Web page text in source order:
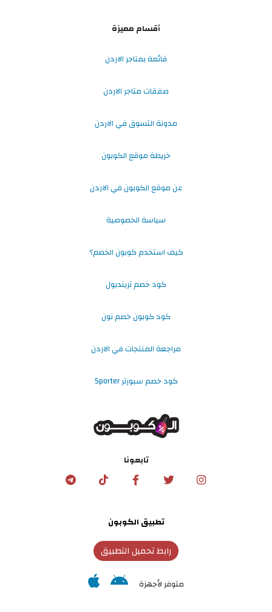
أقسام مميزة
قائمة بمتاجر الاردن
صفقات متاجر الاردن
مدونة التسوق في الاردن
خريطة موقع الكوبون
عن موقع الكوبون في الاردن
سياسة الخصوصية
كيف استخدم كوبون الخصم؟
كود خصم ترينديول
كود كوبون خصم نون
مراجعة المنتجات في الاردن
كود خصم سبورتر Sporter
تابعونا
تطبيق الكوبون
رابط تحميل التطبيق
متوفر لأجهزة